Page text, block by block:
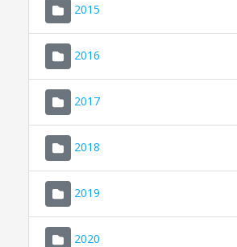
2015
2016
2017
2018
2019
2020